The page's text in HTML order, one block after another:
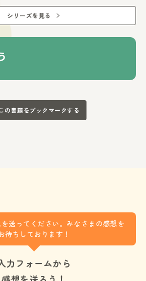
作は、すべて型紙が付いているので、
シリーズを見る
の書籍をブックマークする
送ってください。みなさまの感想を
待ちしております！
力フォームから